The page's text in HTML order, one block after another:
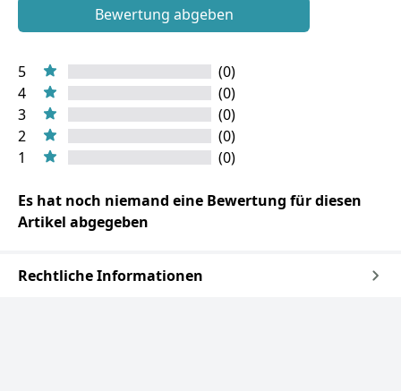
Bewertung abgeben
5
(0)
4
(0)
3
(0)
2
(0)
1
(0)
Es hat noch niemand eine Bewertung für diesen
Artikel abgegeben
Rechtliche Informationen